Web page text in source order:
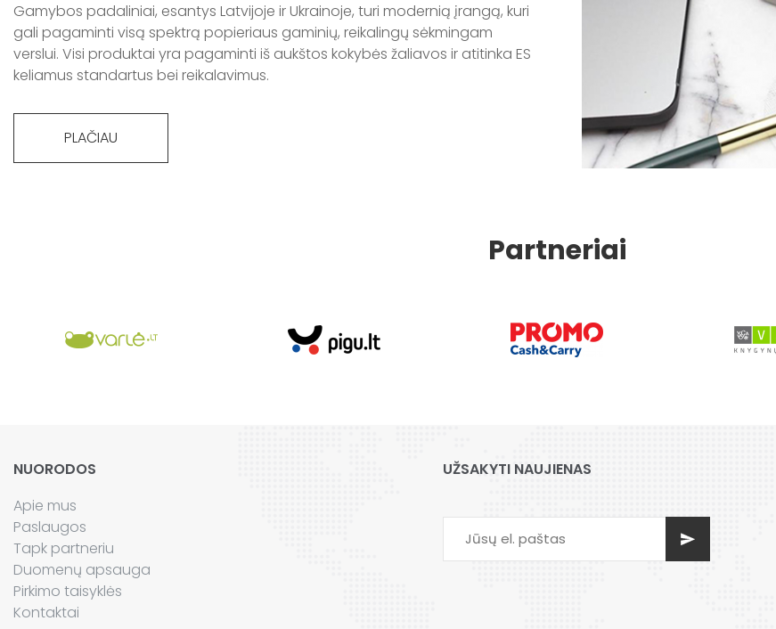
Gamybos padaliniai, esantys Latvijoje ir Ukrainoje, turi modernią įrangą, kuri
gali pagaminti visą spektrą popieriaus gaminių, reikalingų sėkmingam
verslui. Visi produktai yra pagaminti iš aukštos kokybės žaliavos ir atitinka ES
keliamus standartus bei reikalavimus.
PLAČIAU
Partneriai
NUORODOS
Apie mus
Paslaugos
Tapk partneriu
Duomenų apsauga
Pirkimo taisyklės
Kontaktai
UŽSAKYTI NAUJIENAS